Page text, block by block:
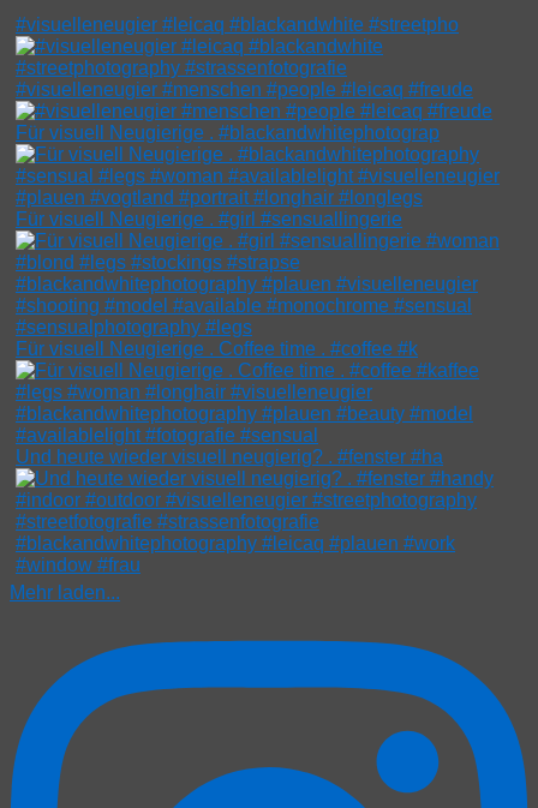
#visuelleneugier #leicaq #blackandwhite #streetpho
#visuelleneugier #menschen #people #leicaq #freude
Für visuell Neugierige . #blackandwhitephotograp
Für visuell Neugierige . #girl #sensuallingerie
Für visuell Neugierige . Coffee time . #coffee #k
Und heute wieder visuell neugierig? . #fenster #ha
Mehr laden...